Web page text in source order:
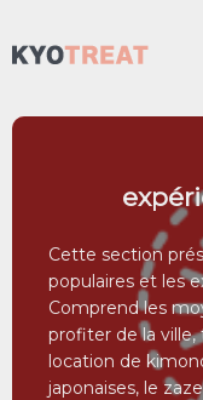
Cette section
populaires et les
Comprend les
profiter de la
location de
japonaises, le